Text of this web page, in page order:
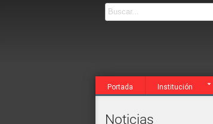
Portada Institución
Agenda Servicios
Noticias